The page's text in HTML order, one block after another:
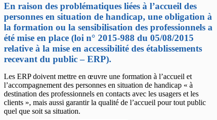
En raison des problématiques liées à l’accueil des
personnes en situation de handicap, une obligation à
la formation ou la sensibilisation des professionnels a
été mise en place (loi n° 2015-988 du 05/08/2015
relative à la mise en accessibilité des établissements
recevant du public – ERP).
Les ERP doivent mettre en œuvre une formation à l’accueil et
l’accompagnement des personnes en situation de handicap « à
destination des professionnels en contacts avec les usagers et les
clients », mais aussi garantir la qualité de l’accueil pour tout public
quel que soit sa situation.